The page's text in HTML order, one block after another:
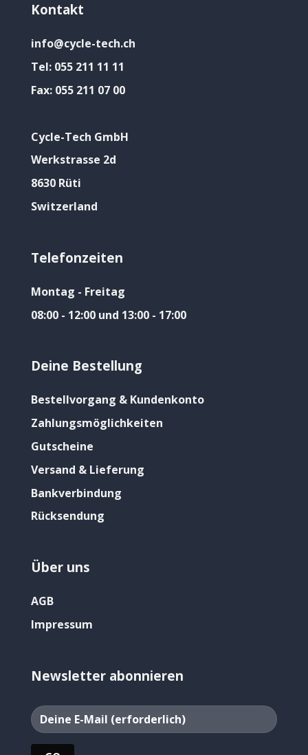
Kontakt
info@cycle-tech.ch
Tel: 055 211 11 11
Fax: 055 211 07 00
Cycle-Tech GmbH
Werkstrasse 2d
8630 Rüti
Switzerland
Telefonzeiten
Montag - Freitag
08:00 - 12:00 und 13:00 - 17:00
Deine Bestellung
Bestellvorgang & Kundenkonto
Zahlungsmöglichkeiten
Gutscheine
Versand & Lieferung
Bankverbindung
Rücksendung
Über uns
AGB
Impressum
Newsletter abonnieren